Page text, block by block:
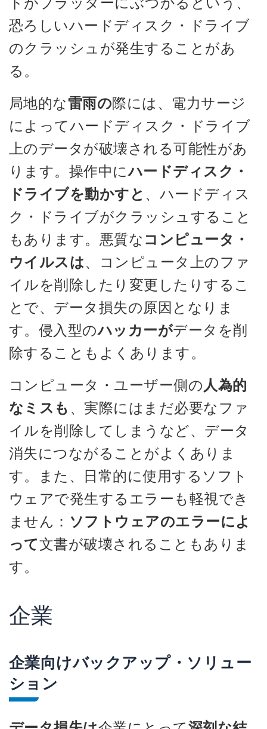
恐ろしいハードディスク・ドライブ
のクラッシュが発生することがあ
る。
局地的な雷雨の際には、電力サージ
によってハードディスク・ドライブ
上のデータが破壊される可能性があ
ります。操作中にハードディスク・
ドライブを動かすと 、ハードディス
ク・ドライブがクラッシュすること
もあります。悪質なコンピュータ・
ウイルスは、コンピュータ上のファ
イルを削除したり変更したりするこ
とで、データ損失の原因となりま
す。侵入型のハッカーがデータを削
除することもよくあります。
コンピュータ・ユーザー側の人為的
なミスも、実際にはまだ必要なファ
イルを削除してしまうなど、データ
消失につながることがよくありま
す。また、日常的に使用するソフト
ウェアで発生するエラーも軽視でき
ません： ソフトウェアのエラーによ
って文書が破壊されることもありま
す。
企業
企業向けバックアップ・ソリュー
ション